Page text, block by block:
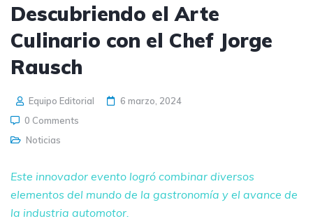
Descubriendo el Arte
Culinario con el Chef Jorge
Rausch
Equipo Editorial
6 marzo, 2024
0 Comments
Noticias
Este innovador evento logró combinar diversos
elementos del mundo de la gastronomía y el avance de
la industria automotor.